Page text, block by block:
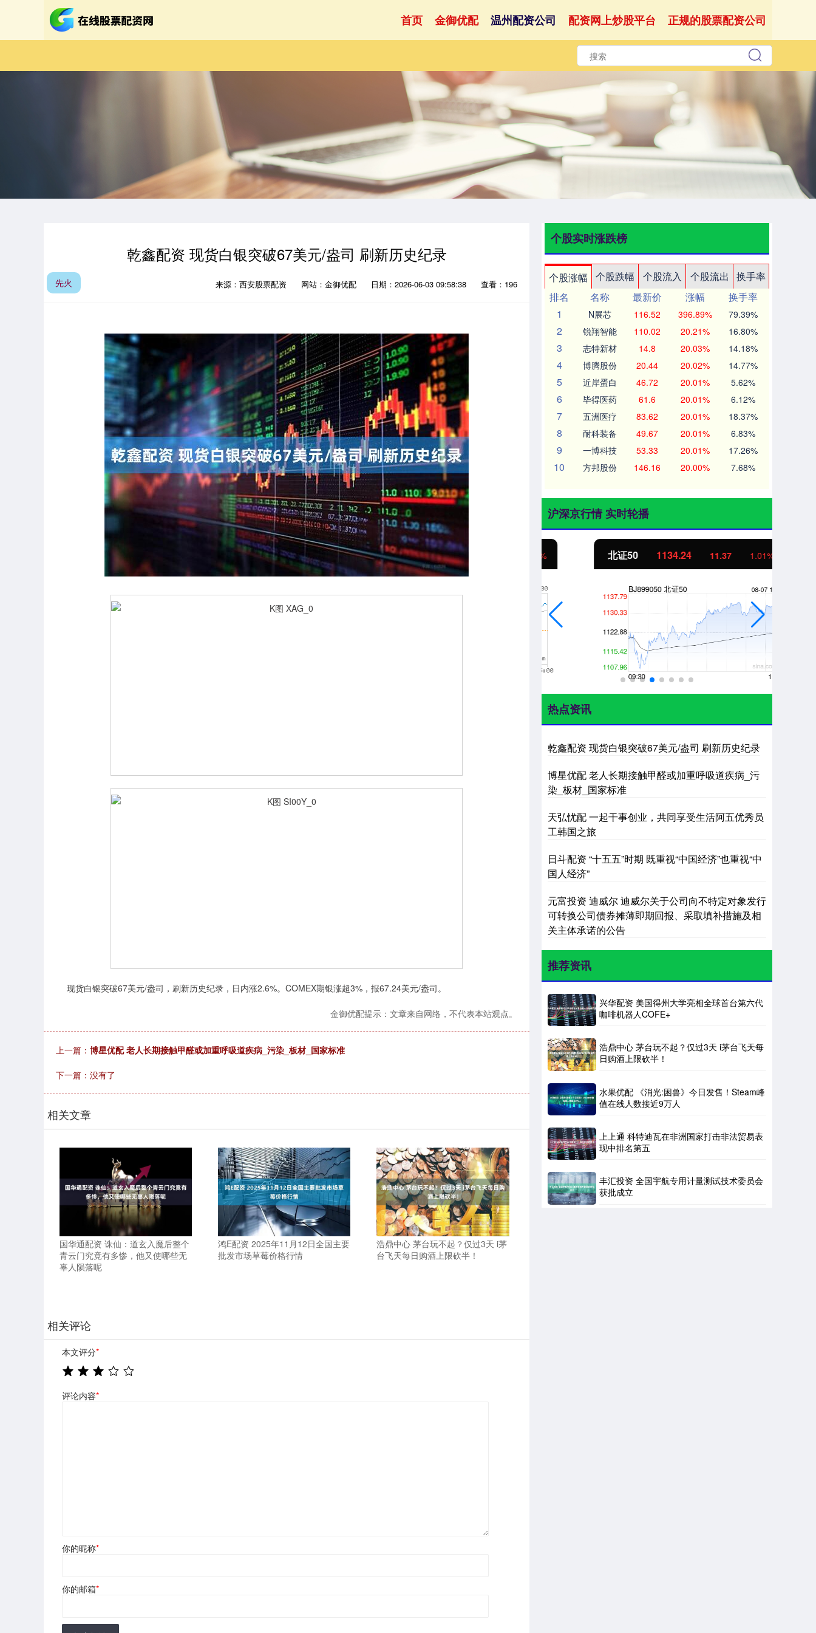
首页 金御优配 温州配资公司 配资网上炒股平台 正规的股票配资公司
乾鑫配资 现货白银突破67美元/盎司 刷新历史纪录
先火 来源：西安股票配资 网站：金御优配 日期：2026-06-03 09:58:38 查看：196
现货白银突破67美元/盎司，刷新历史纪录，日内涨2.6%。COMEX期银涨超3%，报67.24美元/盎司。
金御优配提示：文章来自网络，不代表本站观点。
上一篇： 博星优配 老人长期接触甲醛或加重呼吸道疾病_污染_板材_国家标准
下一篇：没有了
相关文章
国华通配资 诛仙：道玄入魔后整个
青云门究竟有多惨，他又使哪些无
辜人陨落呢
鸿E配资 2025年11月12日全国主要
批发市场草莓价格行情
浩鼎中心 茅台玩不起？仅过3天 i茅
台飞天每日购酒上限砍半！
相关评论
本文评分*
评论内容*
你的昵称*
你的邮箱*
个股实时涨跌榜
个股涨幅 个股跌幅 个股流入 个股流出
换手率
排名
名称 最新价 涨幅
换手率
1
N展芯 116.52 396.89% 79.39%
2 锐翔智能 110.02 20.21% 16.80%
3 志特新材 14.8 20.03% 14.18%
4 博腾股份 20.44 20.02% 14.77%
5 近岸蛋白 46.72 20.01% 5.62%
6 毕得医药 61.6 20.01% 6.12%
7 五洲医疗 83.62 20.01% 18.37%
8 耐科装备 49.67 20.01% 6.83%
9 一博科技 53.33 20.01% 17.26%
10 方邦股份 146.16 20.00% 7.68%
沪深京行情 实时轮播
深证成指 200.89 1.42% 沪深300 4694.44 43.13 1134.24 11.37 1.01%
热点资讯
乾鑫配资 现货白银突破67美元/盎司 刷新历史纪录
博星优配 老人长期接触甲醛或加重呼吸道疾病_污
染_板材_国家标准
天弘忧配 一起干事创业，共同享受生活阿五优秀员
工韩国之旅
日斗配资 “十五五”时期 既重视“中国经济”也重视“中
国人经济”
元富投资 迪威尔 迪威尔关于公司向不特定对象发行
可转换公司债券摊薄即期回报、采取填补措施及相
关主体承诺的公告
推荐资讯
兴华配资 美国得州大学亮相全球首台第六代
咖啡机器人COFE+
浩鼎中心 茅台玩不起？仅过3天 i茅台飞天每
日购酒上限砍半！
水果优配 《消光:困兽》今日发售！Steam峰
值在线人数接近9万人
上上通 科特迪瓦在非洲国家打击非法贸易表
现中排名第五
丰汇投资 全国宇航专用计量测试技术委员会
获批成立